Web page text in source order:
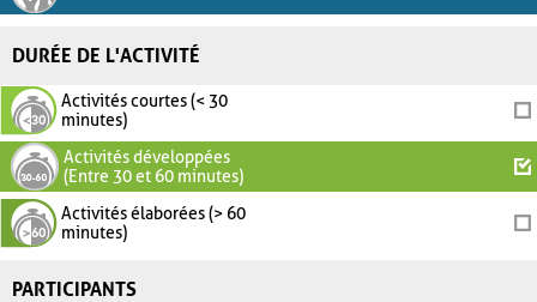
DURÉE DE L'ACTIVITÉ
Activités courtes (< 30
minutes)
Activités développées
(Entre 30 et 60 minutes)
Activités élaborées (> 60
minutes)
PARTICIPANTS